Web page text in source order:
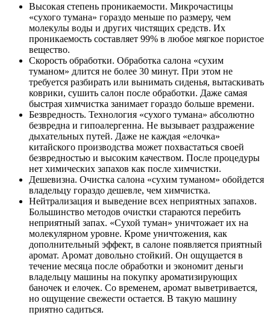
Высокая степень проникаемости. Микрочастицы
«сухого тумана» гораздо меньше по размеру, чем
молекулы воды и других чистящих средств. Их
проникаемость составляет 99% в любое мягкое пористое
вещество.
Скорость обработки. Обработка салона «сухим
туманом» длится не более 30 минут. При этом не
требуется разбирать или вынимать сиденья, вытаскивать
коврики, сушить салон после обработки. Даже самая
быстрая химчистка занимает гораздо больше времени.
Безвредность. Технология «сухого тумана» абсолютно
безвредна и гипоалергенна. Не вызывает раздражение
дыхательных путей. Даже не каждая «елочка»
китайского производства может похвастаться своей
безвредностью и высоким качеством. После процедуры
нет химических запахов как после химчистки.
Дешевизна. Очистка салона «сухим туманом» обойдется
владельцу гораздо дешевле, чем химчистка.
Нейтрализация и выведение всех неприятных запахов.
Большинство методов очистки стараются перебить
неприятный запах. «Сухой туман» уничтожает их на
молекулярном уровне. Кроме уничтожения, как
дополнительный эффект, в салоне появляется приятный
аромат. Аромат довольно стойкий. Он ощущается в
течение месяца после обработки и экономит деньги
владельцу машины на покупку ароматизирующих
баночек и елочек. Со временем, аромат выветривается,
но ощущение свежести остается. В такую машину
приятно садиться.